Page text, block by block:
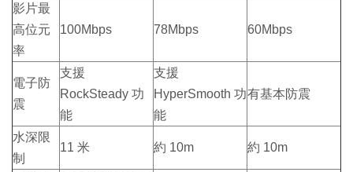
影片最
高位元
率
100Mbps 78Mbps 60Mbps
電子防
震
支援
RockSteady 功
能
支援
HyperSmooth 功
能
有基本防震
水深限
制
11 米 約 10m 約 10m